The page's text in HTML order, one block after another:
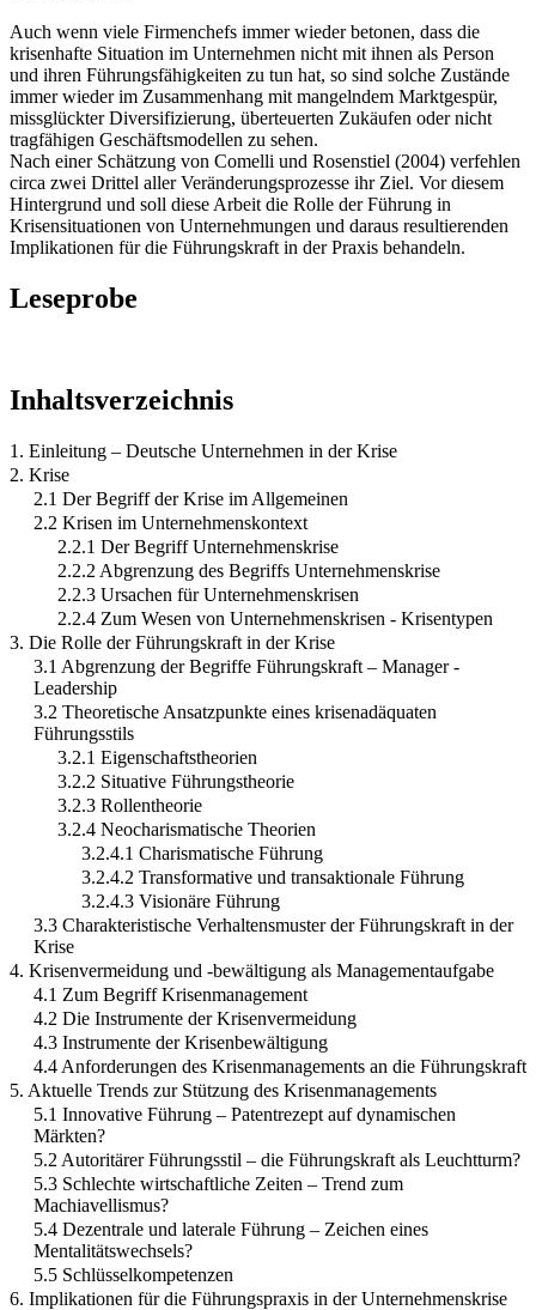
Auch wenn viele Firmenchefs immer wieder betonen, dass die
krisenhafte Situation im Unternehmen nicht mit ihnen als Person
und ihren Führungsfähigkeiten zu tun hat, so sind solche Zustände
immer wieder im Zusammenhang mit mangelndem Marktgespür,
missglückter Diversifizierung, überteuerten Zukäufen oder nicht
tragfähigen Geschäftsmodellen zu sehen.
Nach einer Schätzung von Comelli und Rosenstiel (2004) verfehlen
circa zwei Drittel aller Veränderungsprozesse ihr Ziel. Vor diesem
Hintergrund und soll diese Arbeit die Rolle der Führung in
Krisensituationen von Unternehmungen und daraus resultierenden
Implikationen für die Führungskraft in der Praxis behandeln.
Leseprobe
Inhaltsverzeichnis
1. Einleitung – Deutsche Unternehmen in der Krise
2. Krise
2.1 Der Begriff der Krise im Allgemeinen
2.2 Krisen im Unternehmenskontext
2.2.1 Der Begriff Unternehmenskrise
2.2.2 Abgrenzung des Begriffs Unternehmenskrise
2.2.3 Ursachen für Unternehmenskrisen
2.2.4 Zum Wesen von Unternehmenskrisen - Krisentypen
3. Die Rolle der Führungskraft in der Krise
3.1 Abgrenzung der Begriffe Führungskraft – Manager -
Leadership
3.2 Theoretische Ansatzpunkte eines krisenadäquaten
Führungsstils
3.2.1 Eigenschaftstheorien
3.2.2 Situative Führungstheorie
3.2.3 Rollentheorie
3.2.4 Neocharismatische Theorien
3.2.4.1 Charismatische Führung
3.2.4.2 Transformative und transaktionale Führung
3.2.4.3 Visionäre Führung
3.3 Charakteristische Verhaltensmuster der Führungskraft in der
Krise
4. Krisenvermeidung und -bewältigung als Managementaufgabe
4.1 Zum Begriff Krisenmanagement
4.2 Die Instrumente der Krisenvermeidung
4.3 Instrumente der Krisenbewältigung
4.4 Anforderungen des Krisenmanagements an die Führungskraft
5. Aktuelle Trends zur Stützung des Krisenmanagements
5.1 Innovative Führung – Patentrezept auf dynamischen
Märkten?
5.2 Autoritärer Führungsstil – die Führungskraft als Leuchtturm?
5.3 Schlechte wirtschaftliche Zeiten – Trend zum
Machiavellismus?
5.4 Dezentrale und laterale Führung – Zeichen eines
Mentalitätswechsels?
5.5 Schlüsselkompetenzen
6. Implikationen für die Führungspraxis in der Unternehmenskrise